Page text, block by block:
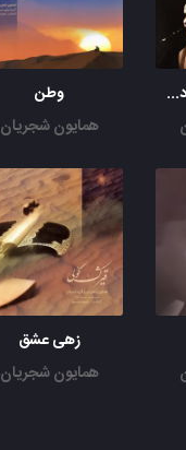
چه آتش ها مقدمه دشتی
وطن
همایون شجریان
زهی عشق
همایون شجریان